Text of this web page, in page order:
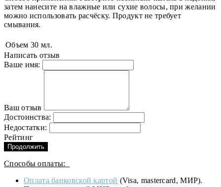
затем нанесите на влажные или сухие волосы, при желании
можно использовать расчёску. Продукт не требует
смывания.
Объем 30 мл.
Написать отзыв
Ваше имя:
Ваш отзыв
Достоинства:
Недостатки:
Рейтинг
Продолжить
Способы оплаты:
Оплата банковской картой (Visa, mastercard, МИР).